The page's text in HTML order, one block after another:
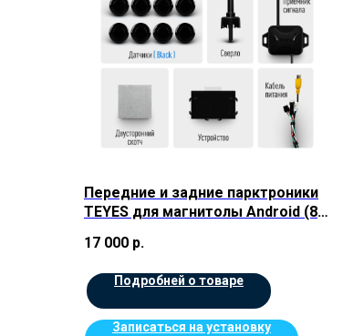
Передние и задние парктроники
TEYES для магнитолы Android (8
17 000 р.
Подробней о товаре
Записаться на установку